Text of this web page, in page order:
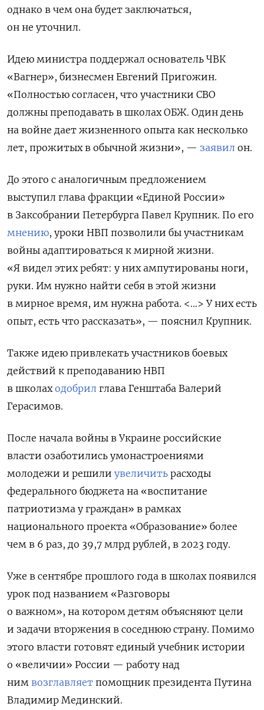
однако в чем она будет заключаться,
он не уточнил.
Идею министра поддержал основатель ЧВК
«Вагнер», бизнесмен Евгений Пригожин.
«Полностью согласен, что участники СВО
должны преподавать в школах ОБЖ. Один день
на войне дает жизненного опыта как несколько
лет, прожитых в обычной жизни», — заявил он.
До этого с аналогичным предложением
выступил глава фракции «Единой России»
в Заксобрании Петербурга Павел Крупник. По его
мнению, уроки НВП позволили бы участникам
войны адаптироваться к мирной жизни.
«Я видел этих ребят: у них ампутированы ноги,
руки. Им нужно найти себя в этой жизни
в мирное время, им нужна работа. <…> У них есть
опыт, есть что рассказать», — пояснил Крупник.
Также идею привлекать участников боевых
действий к преподаванию НВП
в школах одобрил глава Генштаба Валерий
Герасимов.
После начала войны в Украине российские
власти озаботились умонастроениями
молодежи и решили увеличить расходы
федерального бюджета на «воспитание
патриотизма у граждан» в рамках
национального проекта «Образование» более
чем в 6 раз, до 39,7 млрд рублей, в 2023 году.
Уже в сентябре прошлого года в школах появился
урок под названием «Разговоры
о важном», на котором детям объясняют цели
и задачи вторжения в соседнюю страну. Помимо
этого власти готовят единый учебник истории
о «величии» России — работу над
ним возглавляет помощник президента Путина
Владимир Мединский.